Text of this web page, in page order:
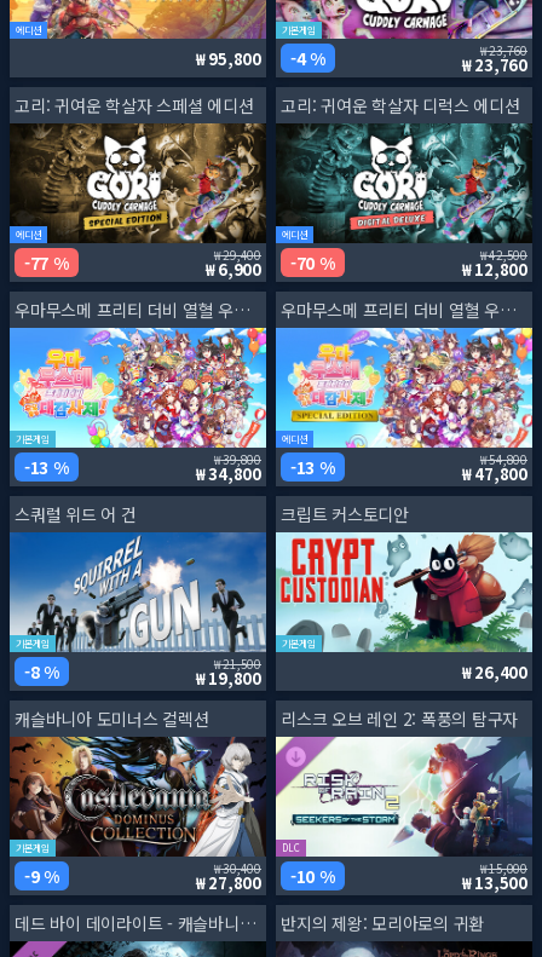
에디션
95,800
기본게임
4 % 23,760
23,760
고리: 귀여운 학살자 스페셜 에디션
에디션
77 % 29,400
6,900
고리: 귀여운 학살자 디럭스 에디션
에디션
70 % 42,500
12,800
우마무스메 프리티 더비 열혈 우당탕탕 대감사제!
기본게임
13 % 39,800
34,800
우마무스메 프리티 더비 열혈 우당탕탕 대감사제! 스페셜 에디션
에디션
13 % 54,800
47,800
스쿼럴 위드 어 건
기본게임
8 % 21,500
19,800
크립트 커스토디안
기본게임
26,400
캐슬바니아 도미너스 컬렉션
기본게임
9 % 30,400
27,800
리스크 오브 레인 2: 폭풍의 탐구자
DLC
10 % 15,000
13,500
데드 바이 데이라이트 - 캐슬바니아 챕터 반지의 제왕: 모리아로의 귀환